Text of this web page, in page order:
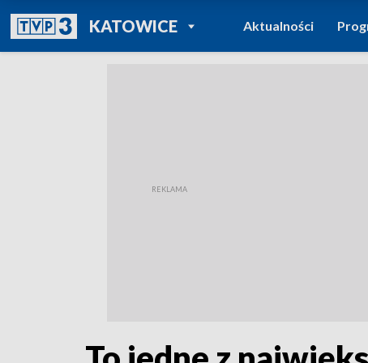
KATOWICEPOWRÓT DO
TVP REGIONY
Aktualności